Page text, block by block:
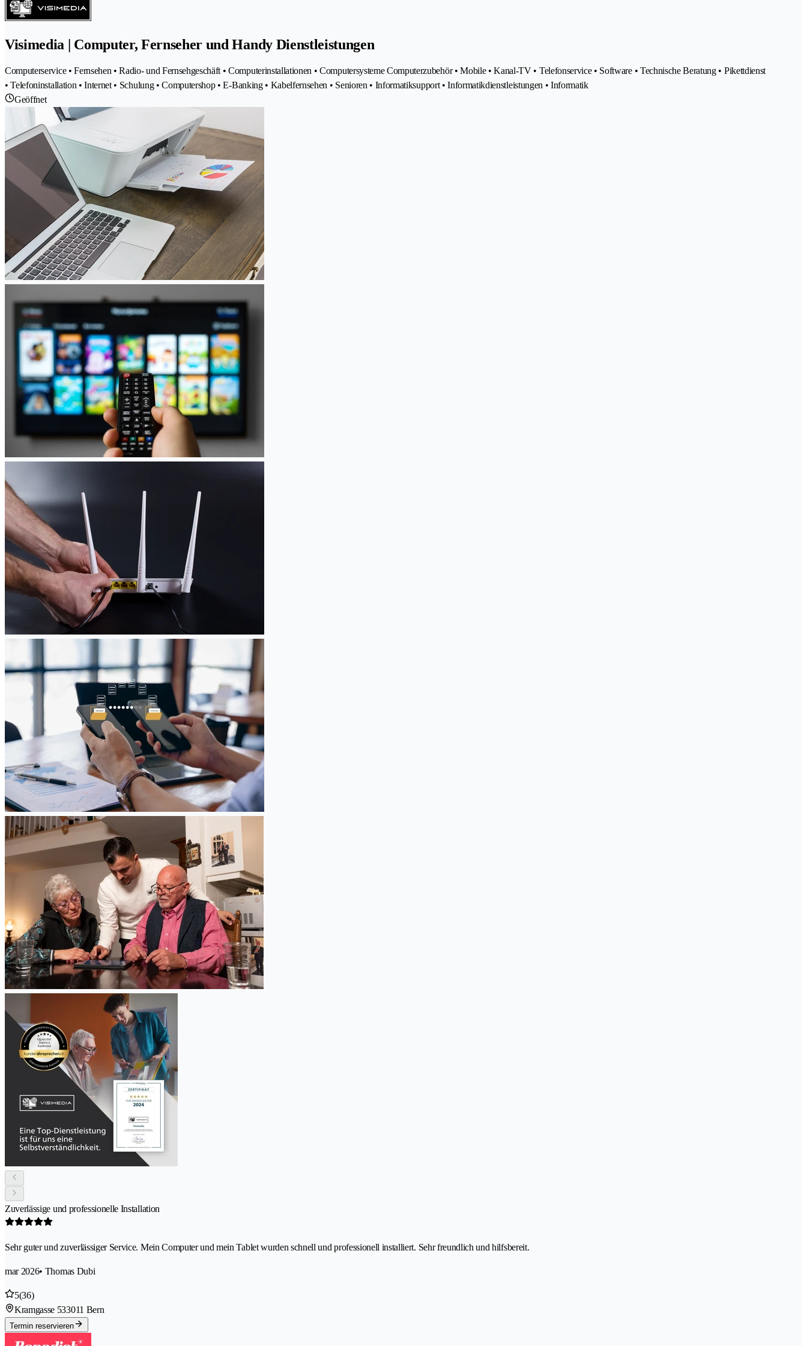
Visimedia | Computer, Fernseher und Handy Dienstleistungen
Computerservice • Fernsehen • Radio- und Fernsehgeschäft • Computerinstallationen • Computersysteme Computerzubehör • Mobile • Kanal-TV • Telefonservice • Software • Technische Beratung • Pikettdienst
• Telefoninstallation • Internet • Schulung • Computershop • E-Banking • Kabelfernsehen • Senioren • Informatiksupport • Informatikdienstleistungen • Informatik
Geöffnet
Zuverlässige und professionelle Installation
Sehr guter und zuverlässiger Service. Mein Computer und mein Tablet wurden schnell und professionell installiert. Sehr freundlich und hilfsbereit.
mar 2026• Thomas Dubi
5(36)
Kramgasse 533011 Bern
Termin reservieren